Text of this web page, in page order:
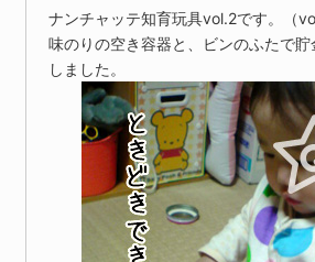
ナンチャッテ知育玩具vol.2です。（
味のりの空き容器と、ビンのふたで貯
しました。